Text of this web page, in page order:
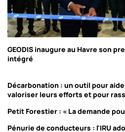
GEODIS inaugure au Havre son
intégré
Décarbonation : un outil pour
valoriser leurs efforts et pour
Petit Forestier : « La demande
Pénurie de conducteurs : l'IRU